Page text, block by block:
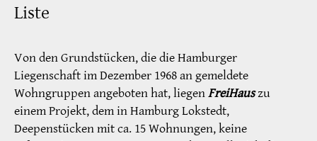
Liste
Von den Grundstücken, die die Hamburger
Liegenschaft im Dezember 1968 an gemeldete
Wohngruppen angeboten hat, liegenFreiHauszu
einem Projekt, dem in Hamburg Lokstedt,
Deepenstücken mit ca. 15 Wohnungen, keine